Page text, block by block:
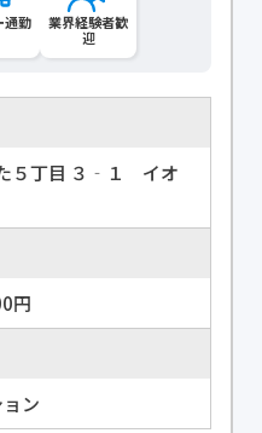
通勤
業界経験者歓
迎
５丁目 ３‐１ イオ
円
ン